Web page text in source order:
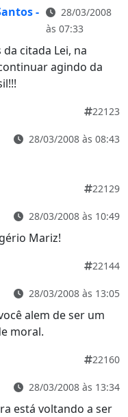
-
28/03/2008
às 07:33
citada Lei, na
agindo da
22123
28/03/2008 às 08:43
22129
28/03/2008 às 10:49
Mariz!
22144
28/03/2008 às 13:05
alem de ser um
moral.
22160
28/03/2008 às 13:34
está voltando a ser